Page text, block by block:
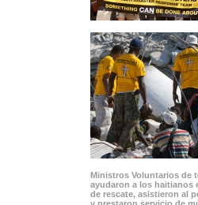
Ministros Voluntarios de
ayudaron a los haitianos
de rescate, asistieron al